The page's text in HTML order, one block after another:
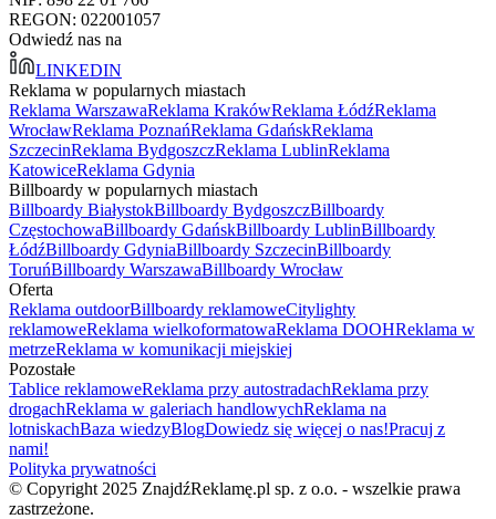
REGON: 022001057
Odwiedź nas na
LINKEDIN
Reklama w popularnych miastach
Reklama WarszawaReklama KrakówReklama ŁódźReklama
WrocławReklama PoznańReklama GdańskReklama
SzczecinReklama BydgoszczReklama LublinReklama
KatowiceReklama Gdynia
Billboardy w popularnych miastach
Billboardy BiałystokBillboardy BydgoszczBillboardy
CzęstochowaBillboardy GdańskBillboardy LublinBillboardy
ŁódźBillboardy GdyniaBillboardy SzczecinBillboardy
ToruńBillboardy WarszawaBillboardy Wrocław
Oferta
Reklama outdoorBillboardy reklamoweCitylighty
reklamoweReklama wielkoformatowaReklama DOOHReklama w
metrzeReklama w komunikacji miejskiej
Pozostałe
Tablice reklamoweReklama przy autostradachReklama przy
drogachReklama w galeriach handlowychReklama na
lotniskachBaza wiedzyBlogDowiedz się więcej o nas!Pracuj z
nami!
Polityka prywatności
© Copyright 2025 ZnajdźReklamę.pl sp. z o.o. - wszelkie prawa
zastrzeżone.